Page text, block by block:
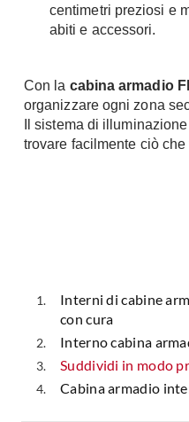
centimetri preziosi e
abiti e accessori.
Con la cabina armadio
organizzare ogni zona
Il sistema di
trovare facilmente ciò che
Interni di cabine
con cura
Interno cabina
Suddividi in modo
Cabina armadio